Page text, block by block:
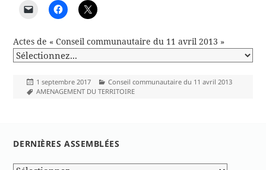
Actes de « Conseil communautaire du 11 avril 2013 »
Publié
le
1 septembre 2017 Catégories
Conseil communautaire du 11 avril 2013
Mots-
AMENAGEMENT DU TERRITOIRE
DERNIÈRES ASSEMBLÉES